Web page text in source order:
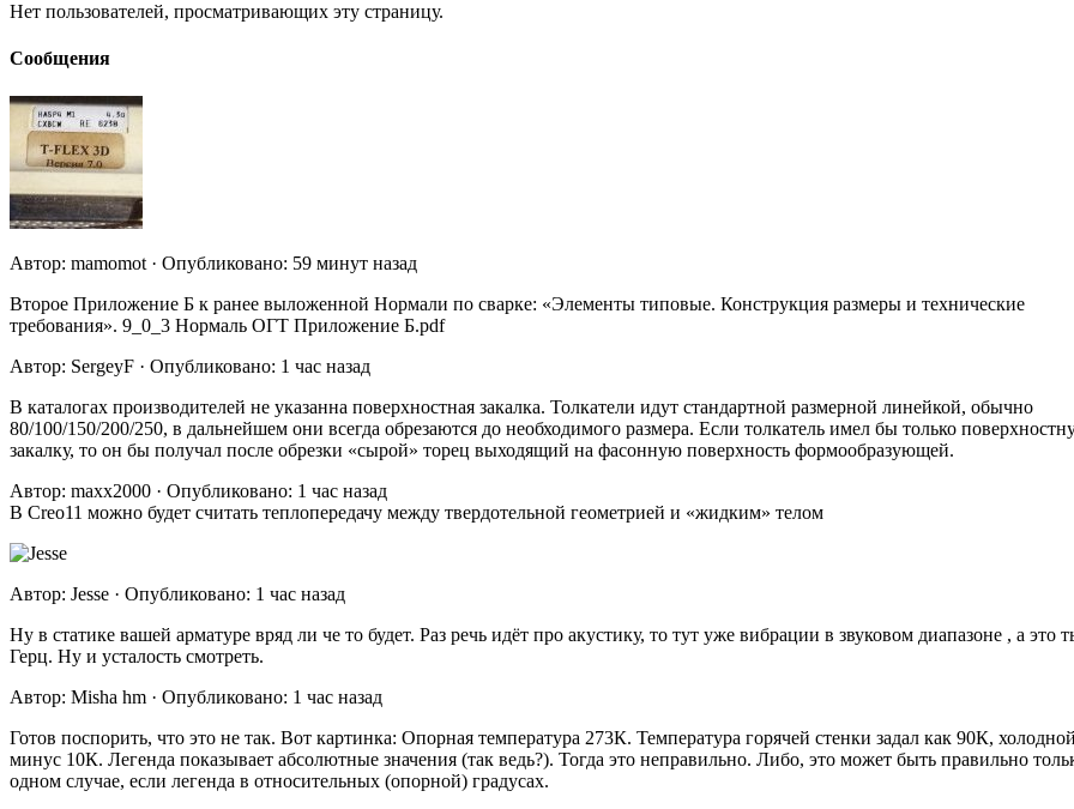
Нет пользователей, просматривающих эту страницу.
Сообщения
Автор: mamomot · Опубликовано: 59 минут назад
Второе Приложение Б к ранее выложенной Нормали по сварке: «Элементы типовые. Конструкция размеры и технические
требования». 9_0_3 Нормаль ОГТ Приложение Б.pdf
Автор: SergeyF · Опубликовано: 1 час назад
В каталогах производителей не указанна поверхностная закалка. Толкатели идут стандартной размерной линейкой, обычно
80/100/150/200/250, в дальнейшем они всегда обрезаются до необходимого размера. Если толкатель имел бы только
закалку, то он бы получал после обрезки «сырой» торец выходящий на фасонную поверхность формообразующей.
Автор: maxx2000 · Опубликовано: 1 час назад
В Creo11 можно будет считать теплопередачу между твердотельной геометрией и «жидким» телом
Автор: Jesse · Опубликовано: 1 час назад
Ну в статике вашей арматуре вряд ли че то будет. Раз речь идёт про акустику, то тут уже вибрации в звуковом диапазоне , а это
Герц. Ну и усталость смотреть.
Автор: Misha hm · Опубликовано: 1 час назад
Готов поспорить, что это не так. Вот картинка: Опорная температура 273К. Температура горячей стенки задал как 90К,
минус 10К. Легенда показывает абсолютные значения (так ведь?). Тогда это неправильно. Либо, это может быть правильно
одном случае, если легенда в относительных (опорной) градусах.